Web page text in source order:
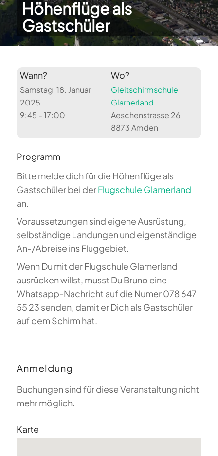
Höhenflüge als
Gastschüler
Wann?
Samstag, 18. Januar
2025
9:45 - 17:00
Wo?
Gleitschirmschule
Glarnerland
Aeschenstrasse 26
8873 Amden
Programm
Bitte melde dich für die Höhenflüge als
Gastschüler bei derFlugschule Glarnerland
an.
Voraussetzungen sind eigene Ausrüstung,
selbständige Landungen und eigenständige
An-/Abreise ins Fluggebiet.
Wenn Du mit der Flugschule Glarnerland
ausrücken willst, musst Du Bruno eine
Whatsapp-Nachricht auf die Numer 078 647
55 23 senden, damit er Dich als Gastschüler
auf dem Schirm hat.
Anmeldung
Buchungen sind für diese Veranstaltung nicht
mehr möglich.
Karte